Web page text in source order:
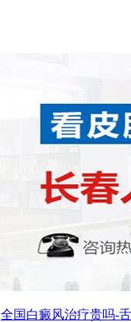
全国白癜风治疗贵吗-舌